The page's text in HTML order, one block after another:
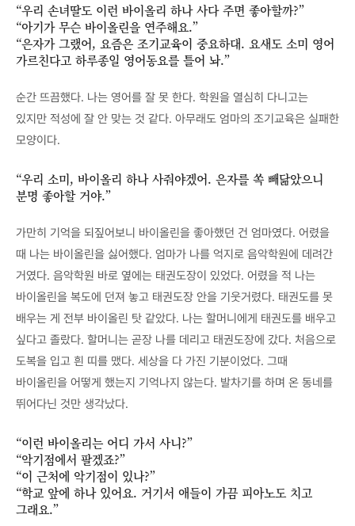
“우리 손녀딸도 이런 바이올리 하나 사다 주면 좋아할까?”
“아기가 무슨 바이올린을 연주해요.”
“은자가 그랬어, 요즘은 조기교육이 중요하대. 요새도 소미 영어
가르친다고 하루종일 영어동요를 틀어 놔.”
순간 뜨끔했다. 나는 영어를 잘 못 한다. 학원을 열심히 다니고는
있지만 적성에 잘 안 맞는 것 같다. 아무래도 엄마의 조기교육은 실패한
모양이다.
“우리 소미, 바이올리 하나 사줘야겠어. 은자를 쏙 빼닮았으니
분명 좋아할 거야.”
가만히 기억을 되짚어보니 바이올린을 좋아했던 건 엄마였다. 어렸을
때 나는 바이올린을 싫어했다. 엄마가 나를 억지로 음악학원에 데려간
거였다. 음악학원 바로 옆에는 태권도장이 있었다. 어렸을 적 나는
바이올린을 복도에 던져 놓고 태권도장 안을 기웃거렸다. 태권도를 못
배우는 게 전부 바이올린 탓 같았다. 나는 할머니에게 태권도를 배우고
싶다고 졸랐다. 할머니는 곧장 나를 데리고 태권도장에 갔다. 처음으로
도복을 입고 흰 띠를 맸다. 세상을 다 가진 기분이었다. 그때
바이올린을 어떻게 했는지 기억나지 않는다. 발차기를 하며 온 동네를
뛰어다닌 것만 생각났다.
“이런 바이올리는 어디 가서 사니?”
“악기점에서 팔겠죠?”
“이 근처에 악기점이 있나?”
“학교 앞에 하나 있어요. 거기서 애들이 가끔 피아노도 치고
그래요.”